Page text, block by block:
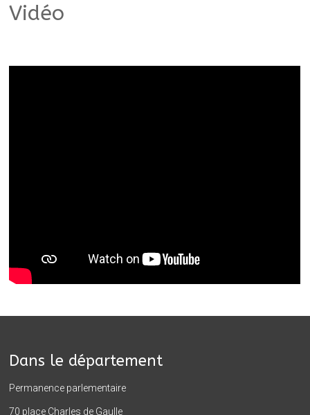
Vidéo
Dans le département
Permanence parlementaire
70 place Charles de Gaulle